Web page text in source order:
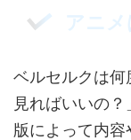
アニ
ベルセルクは何
見ればいいの？
版によって内